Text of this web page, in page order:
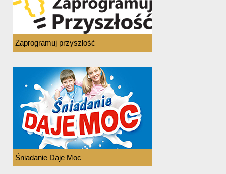
Zaprogramuj przyszłość
Śniadanie Daje Moc